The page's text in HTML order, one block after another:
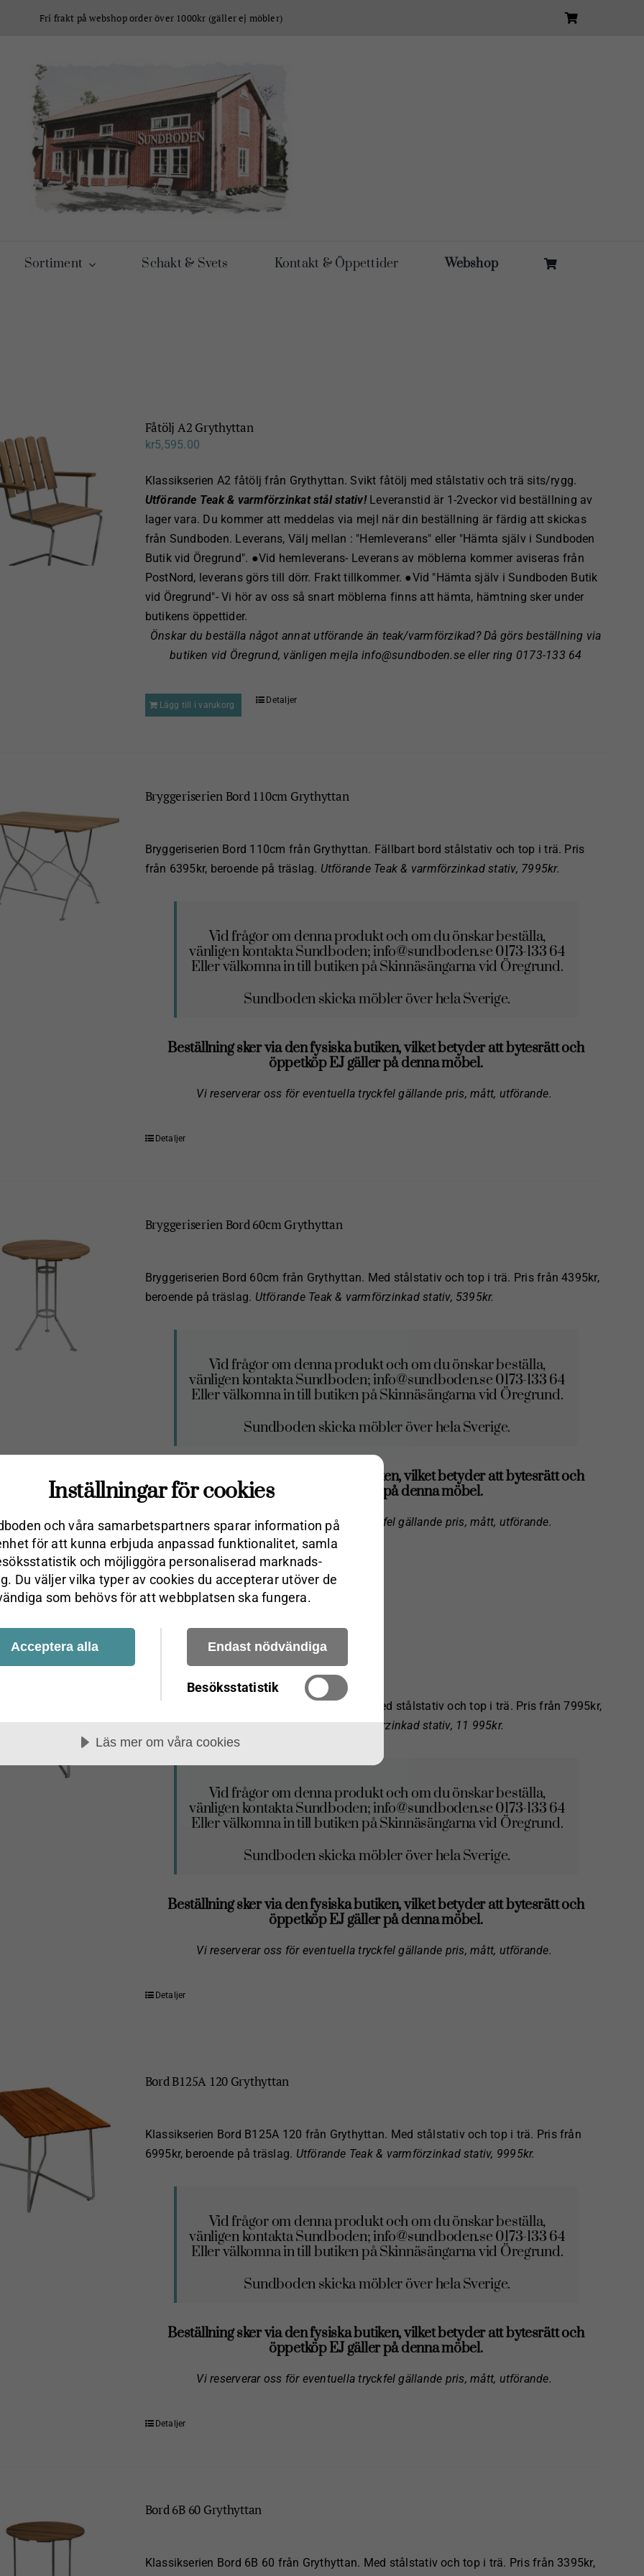
Fri frakt på webshop order över 1000kr (gäller ej möbler)
Sortiment Schakt & Svets Kontakt & Öppettider Webshop
Fåtölj A2 Grythyttan
kr5,595.00
Klassikserien A2 fåtölj från Grythyttan. Svikt fåtölj med stålstativ och trä sits/rygg.
Utförande Teak & varmförzinkat stål stativ!Leveranstid är 1-2veckor vid beställning av
lager vara. Du kommer att meddelas via mejl när din beställning är färdig att skickas
från Sundboden. Leverans, Välj mellan : "Hemleverans" eller "Hämta själv i Sundboden
Butik vid Öregrund". ●Vid hemleverans- Leverans av möblerna kommer aviseras från
PostNord, leverans görs till dörr. Frakt tillkommer. ●Vid "Hämta själv i Sundboden Butik
vid Öregrund"- Vi hör av oss så snart möblerna finns att hämta, hämtning sker under
butikens öppettider.
Önskar du beställa något annat utförande än teak/varmförzikad? Då görs beställning via
butiken vid Öregrund, vänligen mejla info@sundboden.se eller ring 0173-133 64
Lägg till i varukorg Detaljer
Bryggeriserien Bord 110cm Grythyttan
Bryggeriserien Bord 110cm från Grythyttan. Fällbart bord stålstativ och top i trä. Pris
från 6395kr, beroende på träslag. Utförande Teak & varmförzinkad stativ, 7995kr.
Vid frågor om denna produkt och om du önskar beställa,
vänligen kontakta Sundboden; info@sundboden.se 0173-133 64
Eller välkomna in till butiken på Skinnäsängarna vid Öregrund.
Sundboden skicka möbler över hela Sverige.
Beställning sker via den fysiska butiken, vilket betyder att bytesrätt och
öppetköp EJ gäller på denna möbel.
Vi reserverar oss för eventuella tryckfel gällande pris, mått, utförande.
Detaljer
Bryggeriserien Bord 60cm Grythyttan
Bryggeriserien Bord 60cm från Grythyttan. Med stålstativ och top i trä. Pris från 4395kr,
beroende på träslag. Utförande Teak & varmförzinkad stativ, 5395kr.
Vid frågor om denna produkt och om du önskar beställa,
vänligen kontakta Sundboden; info@sundboden.se 0173-133 64
Eller välkomna in till butiken på Skinnäsängarna vid Öregrund.
Sundboden skicka möbler över hela Sverige.
Beställning sker via den fysiska butiken, vilket betyder att bytesrätt och
öppetköp EJ gäller på denna möbel.
Vi reserverar oss för eventuella tryckfel gällande pris, mått, utförande.
Detaljer
Bord 9A 100 Grythyttan
Klassikserien Bord 9A 100 från Grythyttan. Med stålstativ och top i trä. Pris från 7995kr,
beroende på träslag.Utförande Teak & varmförzinkad stativ, 11 995kr.
Vid frågor om denna produkt och om du önskar beställa,
vänligen kontakta Sundboden; info@sundboden.se 0173-133 64
Eller välkomna in till butiken på Skinnäsängarna vid Öregrund.
Sundboden skicka möbler över hela Sverige.
Beställning sker via den fysiska butiken, vilket betyder att bytesrätt och
öppetköp EJ gäller på denna möbel.
Vi reserverar oss för eventuella tryckfel gällande pris, mått, utförande.
Detaljer
Bord B125A 120 Grythyttan
Klassikserien Bord B125A 120 från Grythyttan. Med stålstativ och top i trä. Pris från
6995kr, beroende på träslag. Utförande Teak & varmförzinkad stativ, 9995kr.
Vid frågor om denna produkt och om du önskar beställa,
vänligen kontakta Sundboden; info@sundboden.se 0173-133 64
Eller välkomna in till butiken på Skinnäsängarna vid Öregrund.
Sundboden skicka möbler över hela Sverige.
Beställning sker via den fysiska butiken, vilket betyder att bytesrätt och
öppetköp EJ gäller på denna möbel.
Vi reserverar oss för eventuella tryckfel gällande pris, mått, utförande.
Detaljer
Bord 6B 60 Grythyttan
Klassikserien Bord 6B 60 från Grythyttan. Med stålstativ och top i trä. Pris från 3395kr,
Inställningar för cookies
och våra samarbets­partners sparar information på
för att kunna erbjuda anpassad funktionalitet, samla
och möjliggöra personaliserad marknads­
Du väljer vilka typer av cookies du accepterar utöver de
som behövs för att webbplatsen ska fungera.
Acceptera alla Endast nödvändiga
Besöksstatistik
Läs mer om våra cookies